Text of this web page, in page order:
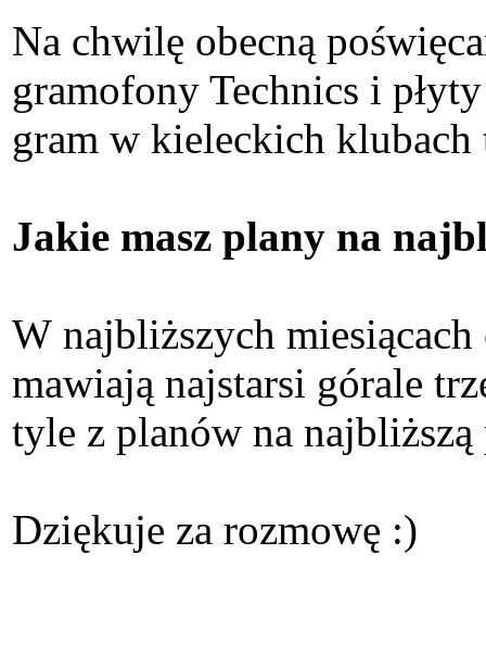
Na chwilę obecną
gramofony Technics i
gram w kieleckich
Jakie masz plany na
W najbliższych
mawiają najstarsi górale
tyle z planów na najbliższą
Dziękuje za rozmowę :)